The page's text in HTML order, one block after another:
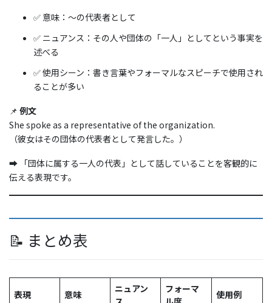
✅ 意味：〜の代表者として
✅ ニュアンス：その人や団体の「一人」としてという事実を
述べる
✅ 使用シーン：書き言葉やフォーマルなスピーチで使用され
ることが多い
📌 例文
She spoke as a representative of the organization.
（彼女はその団体の代表者として発言した。）
➡️ 「団体に属する一人の代表」として話していることを客観的に
伝える表現です。
📝 まとめ表
表現 意味
ニュアン
フォーマ
使用例